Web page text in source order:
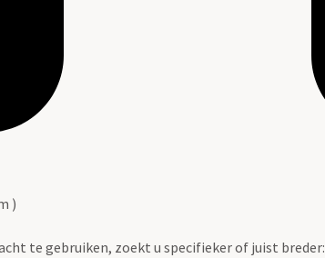
)
te gebruiken, zoekt u specifieker of juist breder: